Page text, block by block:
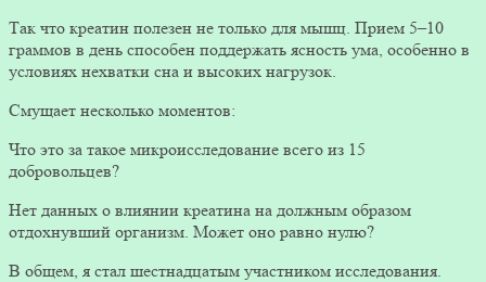
Так что креатин полезен не только для мышц. Прием 5–10
граммов в день способен поддержать ясность ума, особенно в
условиях нехватки сна и высоких нагрузок.
Смущает несколько моментов:
Что это за такое микроисследование всего из 15
добровольцев?
Нет данных о влиянии креатина на должным образом
отдохнувший организм. Может оно равно нулю?
В общем, я стал шестнадцатым участником исследования.